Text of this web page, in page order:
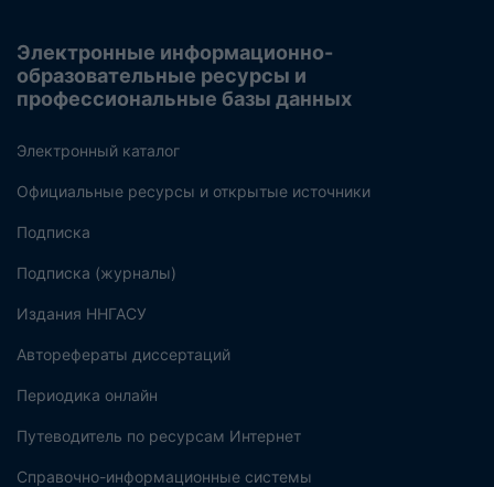
Электронные информационно-
образовательные ресурсы и
профессиональные базы данных
Электронный каталог
Официальные ресурсы и открытые источники
Подписка
Подписка (журналы)
Издания ННГАСУ
Авторефераты диссертаций
Периодика онлайн
Путеводитель по ресурсам Интернет
Справочно-информационные системы